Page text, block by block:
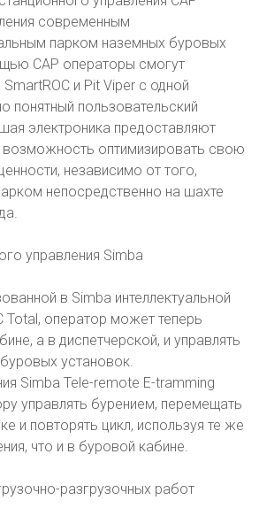
современным
парком наземных буровых
CAP операторы смогут
и Pit Viper с одной
понятный пользовательский
электроника предоставляют
оптимизировать свою
независимо от того,
непосредственно на шахте
управления Simba
в Simba интеллектуальной
Total, оператор может теперь
а в диспетчерской, и управлять
установок.
Simba Tele-remote E-tramming
управлять бурением, перемещать
и повторять цикл, используя те же
что и в буровой кабине.
разгрузочных работ